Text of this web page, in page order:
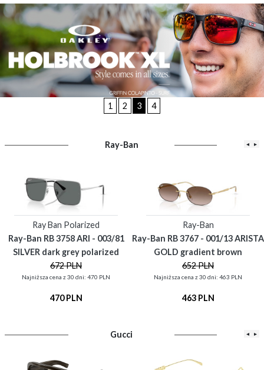
1 2 3 4
Ray-Ban ◂ ▸
Ray Ban Polarized
Ray-Ban RB 3758 ARI - 003/81
SILVER dark grey polarized
672 PLN
Najniższa cena z 30 dni: 470 PLN
470 PLN
Ray-Ban
Ray-Ban RB 3767 - 001/13 ARISTA
GOLD gradient brown
652 PLN
Najniższa cena z 30 dni: 463 PLN
463 PLN
Gucci ◂ ▸